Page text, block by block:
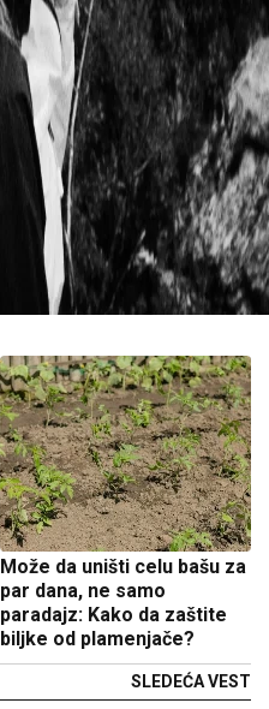
Može da uništi celu bašu za
par dana, ne samo
paradajz: Kako da zaštite
biljke od plamenjače?
SLEDEĆA VEST